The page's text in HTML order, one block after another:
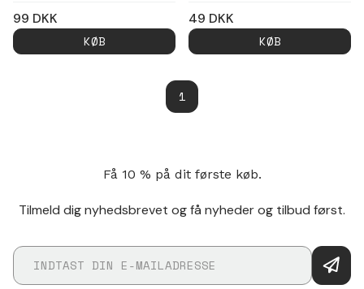
99 DKK
KØB
49 DKK
KØB
1
Få 10 % på dit første køb.
Tilmeld dig nyhedsbrevet og få nyheder og tilbud først.